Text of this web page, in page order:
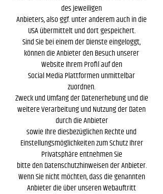
des jeweiligen
Anbieters, also ggf. unter anderem auch in die
USA übermittelt und dort gespeichert.
Sind Sie bei einem der Dienste eingeloggt,
können die Anbieter den Besuch unserer
Website Ihrem Profil auf den
Social Media Plattformen unmittelbar
zuordnen.
Zweck und Umfang der Datenerhebung und die
weitere Verarbeitung und Nutzung der Daten
durch die Anbieter
sowie Ihre diesbezüglichen Rechte und
Einstellungsmöglichkeiten zum Schutz Ihrer
Privatsphäre entnehmen Sie
bitte den Datenschutzhinweisen der Anbieter.
Wenn Sie nicht möchten, dass die genannten
Anbieter die über unseren Webauftritt